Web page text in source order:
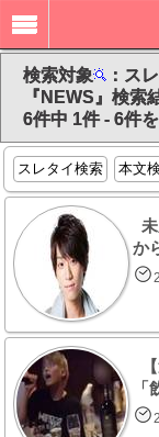
検索対象
：ス
『NEWS』検索
6件中 1件 - 6件
スレタイ検索 本文
か